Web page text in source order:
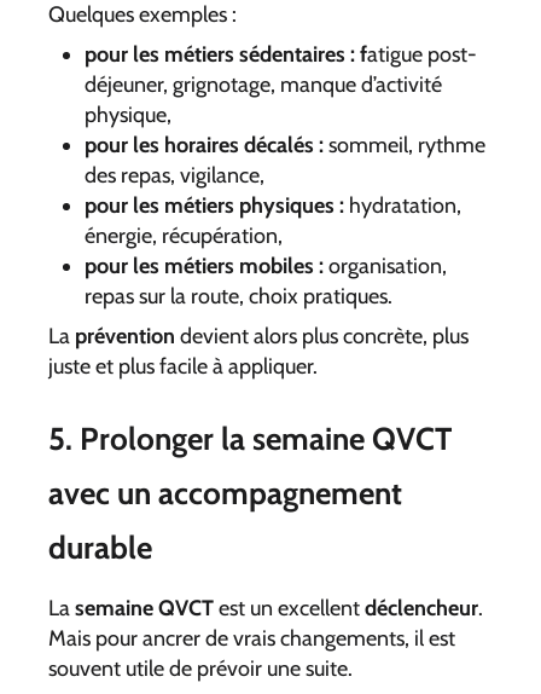
Quelques exemples :
pour les métiers sédentaires : fatigue post-
déjeuner, grignotage, manque d’activité
physique,
pour les horaires décalés :sommeil, rythme
des repas, vigilance,
pour les métiers physiques : hydratation,
énergie, récupération,
pour les métiers mobiles :organisation,
repas sur la route, choix pratiques.
La prévention devient alors plus concrète, plus
juste et plus facile à appliquer.
5. Prolonger la semaine QVCT
avec un accompagnement
durable
Lasemaine QVCTest un excellentdéclencheur.
Mais pour ancrer de vrais changements, il est
souvent utile de prévoir une suite.